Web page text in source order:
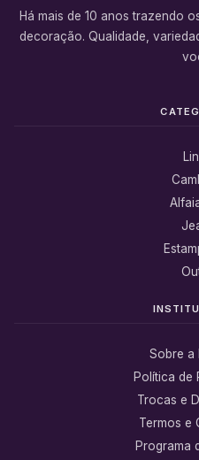
Há mais de 10 anos trazendo
decoração. Qualidade,
Sobre a
Política de
Trocas e
Termos e
Programa